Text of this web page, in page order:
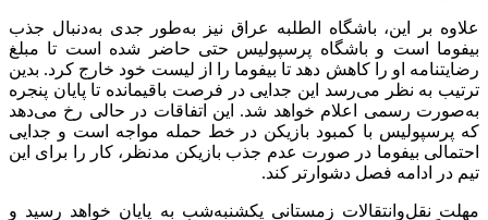
علاوه بر این، باشگاه الطلبه عراق نیز به‌طور جدی به‌دنبال جذب
بیفوما است و باشگاه پرسپولیس حتی حاضر شده است تا مبلغ
رضایتنامه او را کاهش دهد تا بیفوما را از لیست خود خارج کرد. بدین
ترتیب به نظر می‌رسد این جدایی در فرصت باقیمانده تا پایان پنجره
به‌صورت رسمی اعلام خواهد شد. این اتفاقات در حالی رخ می‌دهد
که پرسپولیس با کمبود بازیکن در خط حمله مواجه است و جدایی
احتمالی بیفوما در صورت عدم جذب بازیکن مدنظر، کار را برای این
تیم در ادامه فصل دشوارتر کند.
مهلت نقل‌وانتقالات زمستانی یکشنبه‌شب به پایان خواهد رسید و